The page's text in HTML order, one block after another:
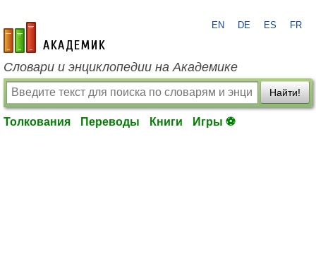
academic.ru
EN DE ES FR
Словари и энциклопедии на Академике
Найти!
Толкования Переводы Книги Игры ⚽